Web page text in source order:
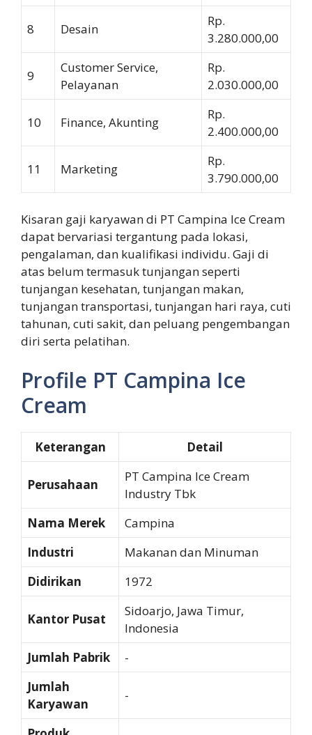
8 Desain
Rp.
3.280.000,00
9
Customer Service,
Pelayanan
Rp.
2.030.000,00
10 Finance, Akunting
Rp.
2.400.000,00
11 Marketing
Rp.
3.790.000,00
Kisaran gaji karyawan di PT Campina Ice Cream
dapat bervariasi tergantung pada lokasi,
pengalaman, dan kualifikasi individu. Gaji di
atas belum termasuk tunjangan seperti
tunjangan kesehatan, tunjangan makan,
tunjangan transportasi, tunjangan hari raya, cuti
tahunan, cuti sakit, dan peluang pengembangan
diri serta pelatihan.
Profile PT Campina Ice
Cream
Keterangan Detail
Perusahaan
PT Campina Ice Cream
Industry Tbk
Nama Merek
Campina
Industri
Makanan dan Minuman
Didirikan
1972
Kantor Pusat
Sidoarjo, Jawa Timur,
Indonesia
Jumlah Pabrik
-
Jumlah
Karyawan
-